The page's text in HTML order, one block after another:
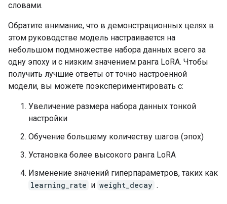
словами.
Обратите внимание, что в демонстрационных целях в
этом руководстве модель настраивается на
небольшом подмножестве набора данных всего за
одну эпоху и с низким значением ранга LoRA. Чтобы
получить лучшие ответы от точно настроенной
модели, вы можете поэкспериментировать с:
Увеличение размера набора данных тонкой
настройки
Обучение большему количеству шагов (эпох)
Установка более высокого ранга LoRA
Изменение значений гиперпараметров, таких как
learning_rate и weight_decay .